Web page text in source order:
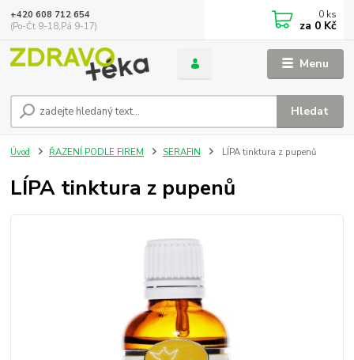
Menu
Hledat
+420 608 712 654
(Po-Čt 9-18,Pá 9-17)
0 ks
za 0 Kč
Úvod ŘAZENÍ PODLE FIREM SERAFIN LÍPA tinktura z pupenů
LÍPA tinktura z pupenů